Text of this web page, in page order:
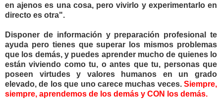
en ajenos es una cosa, pero vivirlo y experimentarlo en
directo es otra".
Disponer de información y preparación profesional te
ayuda pero tienes que superar los mismos problemas
que los demás, y puedes aprender mucho de quienes lo
están viviendo como tu, o antes que tu, personas que
poseen virtudes y valores humanos en un grado
elevado, de los que uno carece muchas veces. Siempre,
siempre, aprendemos de los demás y CON los demás.